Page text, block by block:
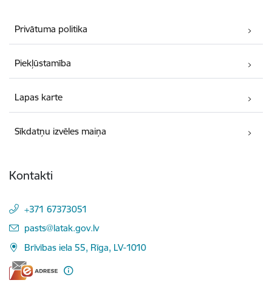
Privātuma politika
Piekļūstamība
Lapas karte
Sīkdatņu izvēles maiņa
Kontakti
+371 67373051
E-pasts:
pasts@latak.gov.lv
Brīvības iela 55, Rīga, LV-1010